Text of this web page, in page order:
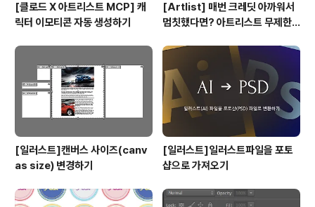
[클로드 X 아트리스트 MCP] 캐
릭터 이모티콘 자동 생성하기
[Artlist] 매번 크레딧 아까워서
멈칫했다면? 아트리스트 무제한
[일러스트]캔버스 사이즈(canv
as size) 변경하기
[일러스트]일러스트파일을 포토
샵으로 가져오기